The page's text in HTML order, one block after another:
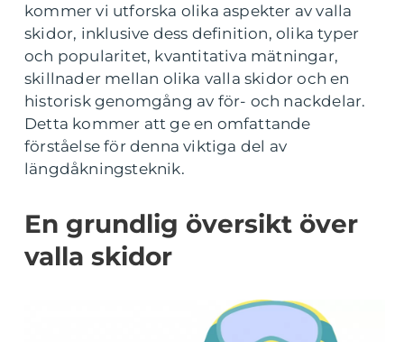
kommer vi utforska olika aspekter av valla
skidor, inklusive dess definition, olika typer
och popularitet, kvantitativa mätningar,
skillnader mellan olika valla skidor och en
historisk genomgång av för- och nackdelar.
Detta kommer att ge en omfattande
förståelse för denna viktiga del av
längdåkningsteknik.
En grundlig översikt över
valla skidor